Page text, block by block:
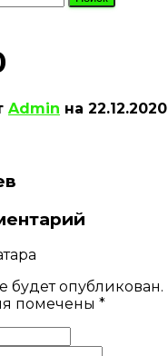
Admin на 22.12.2020
будет опубликован.
помечены *